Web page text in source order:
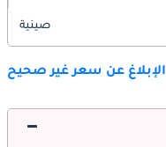
صينية
الإبلاغ عن سعر غير صحيح